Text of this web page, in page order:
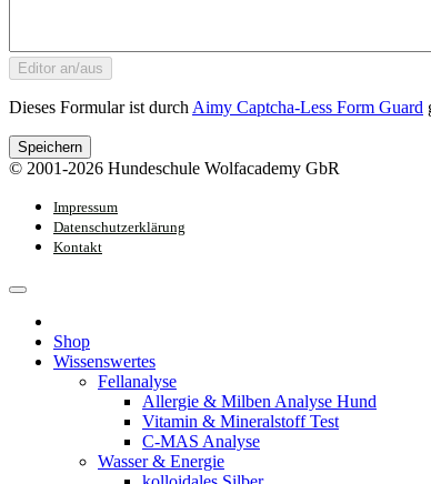
Editor an/aus
Dieses Formular ist durchAimy Captcha-Less Form Guard
Speichern
© 2001-2026 Hundeschule Wolfacademy GbR
Impressum
Datenschutzerklärung
Kontakt
Shop
Wissenswertes
Fellanalyse
Allergie & Milben Analyse Hund
Vitamin & Mineralstoff Test
C-MAS Analyse
Wasser & Energie